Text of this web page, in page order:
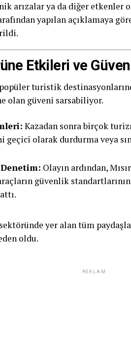
arızalar ya da diğer etkenler
yapılan açıklamaya
Etkileri ve
popüler turistik
olan güveni sarsabiliyor.
Kazadan sonra birçok
olarak durdurma veya
Olayın ardından,
güvenlik
yer alan tüm
oldu.
REKLAM